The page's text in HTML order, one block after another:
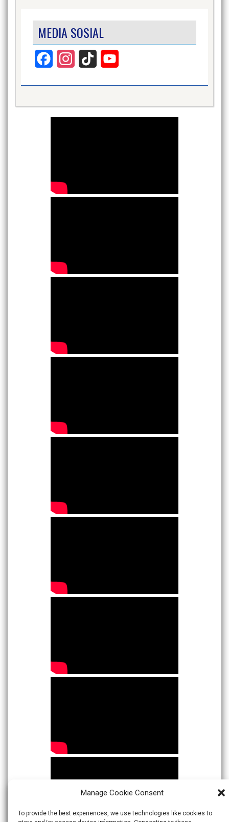
Manage Cookie Consent
To provide the best experiences, we use technologies like cookies to
MEDIA SOSIAL
Facebook InstagramTikTok